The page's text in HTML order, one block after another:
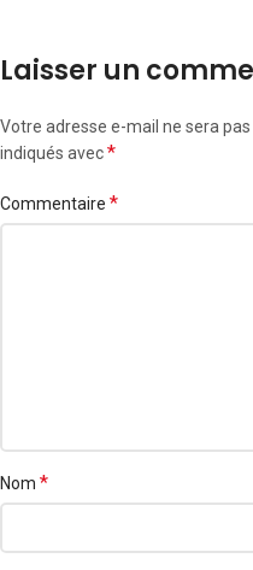
Laisser un
Votre adresse e-mail ne sera pas
indiqués avec*
Commentaire *
Nom *